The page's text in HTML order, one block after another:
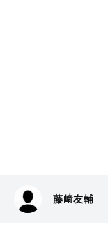
藤﨑友輔